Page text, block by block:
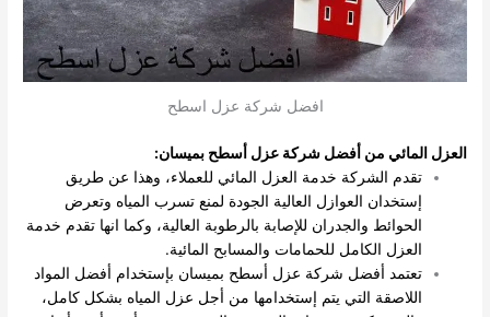
افضل شركة عزل اسطح
العزل المائي من أفضل شركة عزل أسطح بميسان:
تقدم الشركة خدمة العزل المائي للعملاء، وهذا عن طريق
إستخدان العوازل العالية الجودة لمنع تسرب المياه وتعرض
الحوائط والجدران للإصابة بالرطوبة العالية، وكما انها تقدم خدمة
العزل الكامل للحمامات والمسابح المائية.
تعتمد أفضل شركة عزل أسطح بميسان بإستخدام أفضل المواد
اللاصقة التي يتم إستخدامها من أجل عزل المياه بشكل كامل،